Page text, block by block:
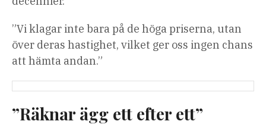
”Vi klagar inte bara på de höga priserna, utan
över deras hastighet, vilket ger oss ingen chans
att hämta andan.”
”Räknar ägg ett efter ett”